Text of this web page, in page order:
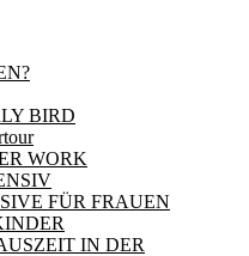
BIRD
WORK
FÜR FRAUEN
IN DER